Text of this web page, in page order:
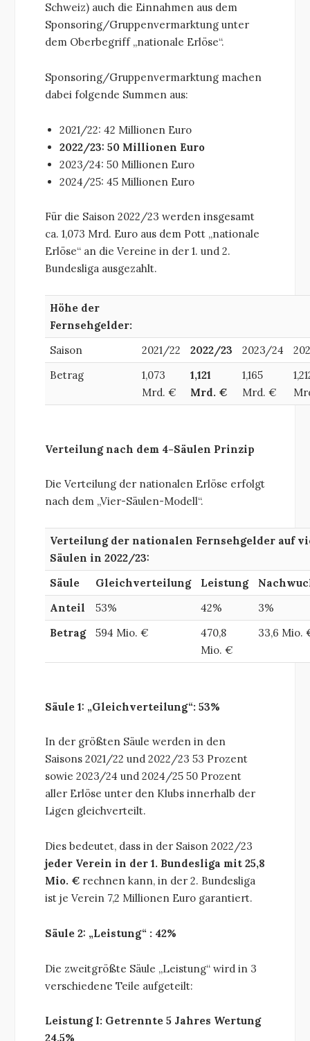
Schweiz) auch die Einnahmen aus dem
Sponsoring/Gruppenvermarktung unter
dem Oberbegriff „nationale Erlöse“.
Sponsoring/Gruppenvermarktung machen
dabei folgende Summen aus:
2021/22: 42 Millionen Euro
2022/23: 50 Millionen Euro
2023/24: 50 Millionen Euro
2024/25: 45 Millionen Euro
Für die Saison 2022/23 werden insgesamt
ca. 1,073 Mrd. Euro aus dem Pott „nationale
Erlöse“ an die Vereine in der 1. und 2.
Bundesliga ausgezahlt.
Höhe der
Fernsehgelder:
Saison
2021/22 2022/23 2023/24
Betrag
1,073
Mrd. €
1,121
Mrd. €
1,165
Mrd. €
Verteilung nach dem 4-Säulen Prinzip
Die Verteilung der nationalen Erlöse erfolgt
nach dem „Vier-Säulen-Modell“.
Verteilung der nationalen Fernsehgelder auf
Säulen in 2022/23:
Säule
Gleichverteilung Leistung
Anteil
53% 42%
3%
Betrag
594 Mio. €
470,8
Mio. €
33,6 Mio.
Säule 1: „Gleichverteilung“: 53%
In der größten Säule werden in den
Saisons 2021/22 und 2022/23 53 Prozent
sowie 2023/24 und 2024/25 50 Prozent
aller Erlöse unter den Klubs innerhalb der
Ligen gleichverteilt.
Dies bedeutet, dass in der Saison 2022/23
jeder Verein in der 1. Bundesliga mit 25,8
Mio. € rechnen kann, in der 2. Bundesliga
ist je Verein 7,2 Millionen Euro garantiert.
Säule 2: „Leistung“ : 42%
Die zweitgrößte Säule „Leistung“ wird in 3
verschiedene Teile aufgeteilt:
Leistung I: Getrennte 5 Jahres Wertung
24,5%